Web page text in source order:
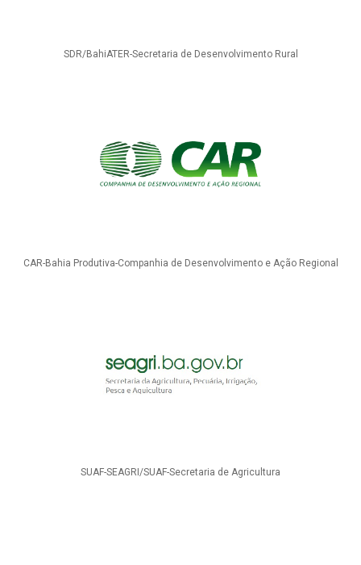
SDR/BahiATER-Secretaria de Desenvolvimento Rural
CAR-Bahia Produtiva-Companhia de Desenvolvimento e Ação Regional
SUAF-SEAGRI/SUAF-Secretaria de Agricultura